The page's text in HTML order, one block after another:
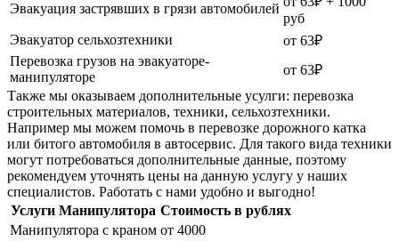
Эвакуация застрявших в грязи автомобилей
руб
Эвакуатор сельхозтехники
от 63₽
Перевозка грузов на эвакуаторе-
манипуляторе
от 63₽
Также мы оказываем дополнительные усулги: перевозка
строительных материалов, техники, сельхозтехники.
Например мы можем помочь в перевозке дорожного катка
или битого автомобиля в автосервис. Для такого вида техники
могут потребоваться дополнительные данные, поэтому
рекомендуем уточнять цены на данную услугу у наших
специалистов. Работать с нами удобно и выгодно!
Услуги Манипулятора Стоимость в рублях
Манипулятора с краном от 4000